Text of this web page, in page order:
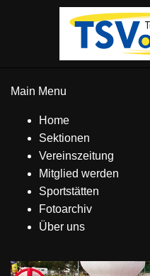
Main Menu
Home
Sektionen
Vereinszeitung
Mitglied werden
Sportstätten
Fotoarchiv
Über uns